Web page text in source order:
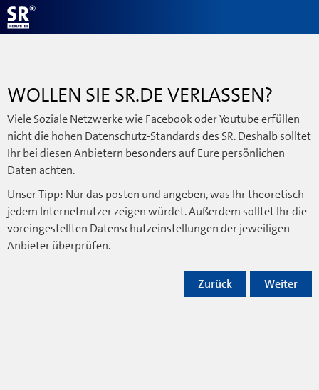
WOLLEN SIE SR.DE VERLASSEN?
Viele Soziale Netzwerke wie Facebook oder Youtube erfüllen
nicht die hohen Datenschutz-Standards des SR. Deshalb solltet
Ihr bei diesen Anbietern besonders auf Eure persönlichen
Daten achten.
Unser Tipp: Nur das posten und angeben, was Ihr theoretisch
jedem Internetnutzer zeigen würdet. Außerdem solltet Ihr die
voreingestellten Datenschutzeinstellungen der jeweiligen
Anbieter überprüfen.
Weiter
Zurück